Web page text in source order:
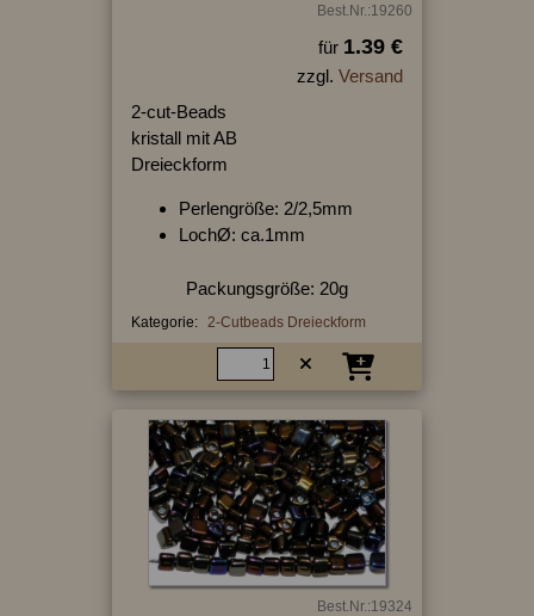
Best.Nr.:19260
für 1.39 €
zzgl. Versand
2-cut-Beads
kristall mit AB
Dreieckform
Perlengröße: 2/2,5mm
LochØ: ca.1mm
Packungsgröße: 20g
Kategorie: 2-Cutbeads Dreieckform
Best.Nr.:19324